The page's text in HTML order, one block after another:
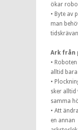
ökar
• Byte av
man
Ark från
•
alltid
•
sker alltid
samma
• Att ändra
en annan